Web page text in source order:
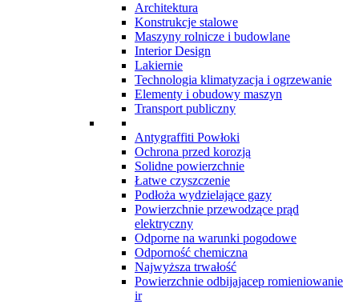
Architektura
Konstrukcje stalowe
Maszyny rolnicze i budowlane
Interior Design
Lakiernie
Technologia klimatyzacja i ogrzewanie
Elementy i obudowy maszyn
Transport publiczny
Antygraffiti Powłoki
Ochrona przed korozją
Solidne powierzchnie
Łatwe czyszczenie
Podłoża wydzielające gazy
Powierzchnie przewodzące prąd
elektryczny
Odporne na warunki pogodowe
Odporność chemiczna
Najwyższa trwałość
Powierzchnie odbijajacep romieniowanie
ir